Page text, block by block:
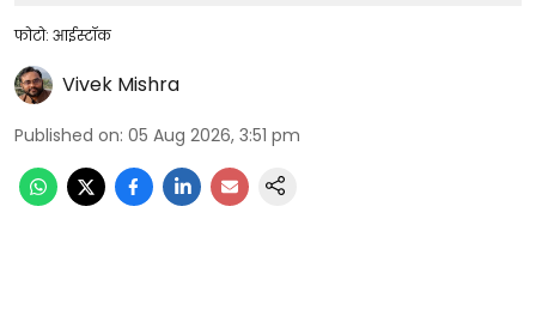
फोटो: आईस्टॉक
Vivek Mishra
Published on: 05 Aug 2026, 3:51 pm